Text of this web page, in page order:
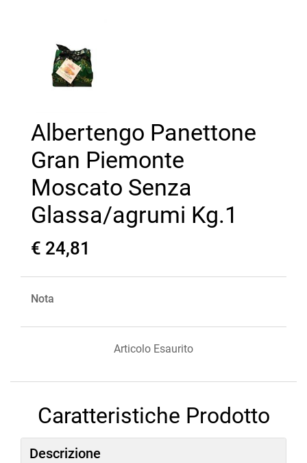
Albertengo Panettone
Gran Piemonte
Moscato Senza
Glassa/agrumi Kg.1
€ 24,81
Nota
Articolo Esaurito
Caratteristiche Prodotto
Descrizione